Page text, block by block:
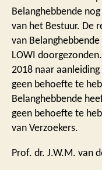
Belanghebbende
van het Bestuur. De
van
LOWI
2018 naar
geen behoefte te
Belanghebbende
geen behoefte te
van Verzoekers.
Prof. dr. J.W.M. van